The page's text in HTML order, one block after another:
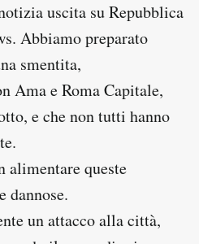
uscita su Repubblica
Abbiamo preparato
smentita,
Ama e Roma Capitale,
e che non tutti hanno
alimentare queste
dannose.
un attacco alla città,